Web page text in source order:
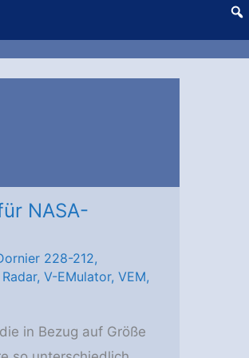
NASA-
228-212,
Radar, V-EMulator, VEM,
in Bezug auf Größe